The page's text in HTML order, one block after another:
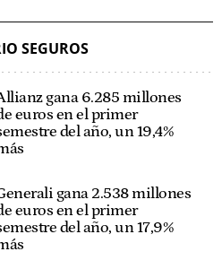
SEGUROS
gana 6.285 millones
euros en el primer
del año, un 19,4%
gana 2.538 millones
euros en el primer
del año, un 17,9%